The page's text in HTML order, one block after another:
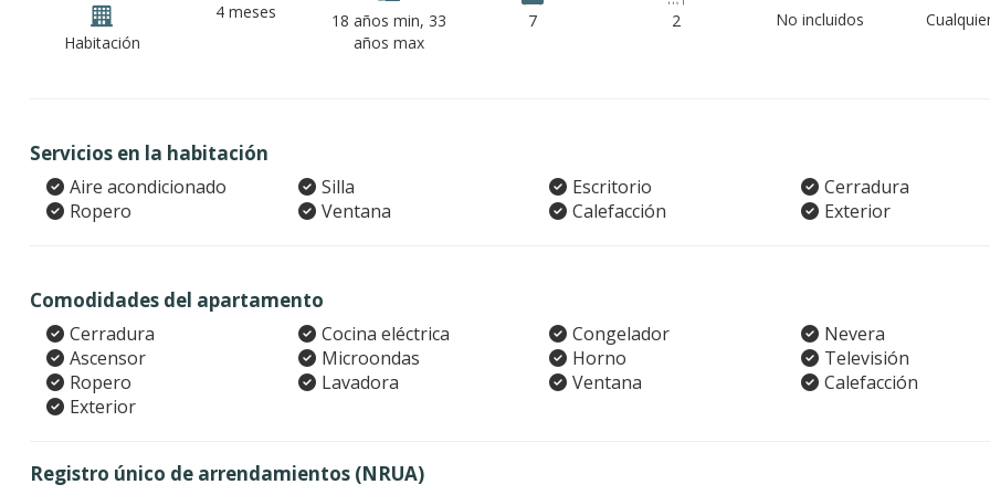
Habitación
4 meses
18 años min, 33
años max
7 2 No incluidos
Servicios en la habitación
Aire acondicionado Silla Escritorio
Cerradura
Ropero
Ventana Calefacción Exterior
Comodidades del apartamento
Cerradura Cocina eléctrica Congelador
Nevera
Ascensor
Microondas Horno
Televisión
Ropero
Lavadora Ventana
Calefacción
Exterior
Registro único de arrendamientos (NRUA)